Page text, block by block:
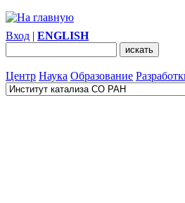
Вход | ENGLISH
Центр Наука Образование